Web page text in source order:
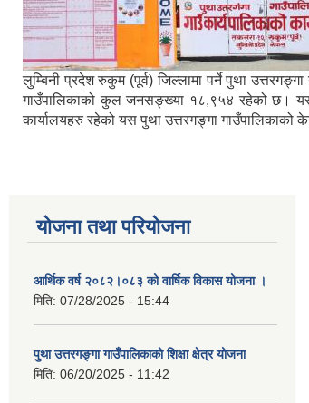
लुम्बिनी प्रदेश रुकुम (पूर्व) जिल्लामा पर्ने पुथा
गाउँपालिकाको कुल जनसङ्ख्या १८,९५४ रहेको छ। यस
कार्यालयहरु रहेको यस पुथा उत्तरगङ्गा गाउँपालिकाको
योजना तथा परियोजना
आर्थिक वर्ष २०८२।०८३ को वार्षिक विकास योजना ।
मिति: 07/28/2025 - 15:44
पुथा उत्तरगङ्गा गाउँपालिकाको शिक्षा क्षेत्र योजना
मिति: 06/20/2025 - 11:42